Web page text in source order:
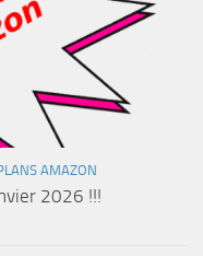
AMAZON
2026 !!!